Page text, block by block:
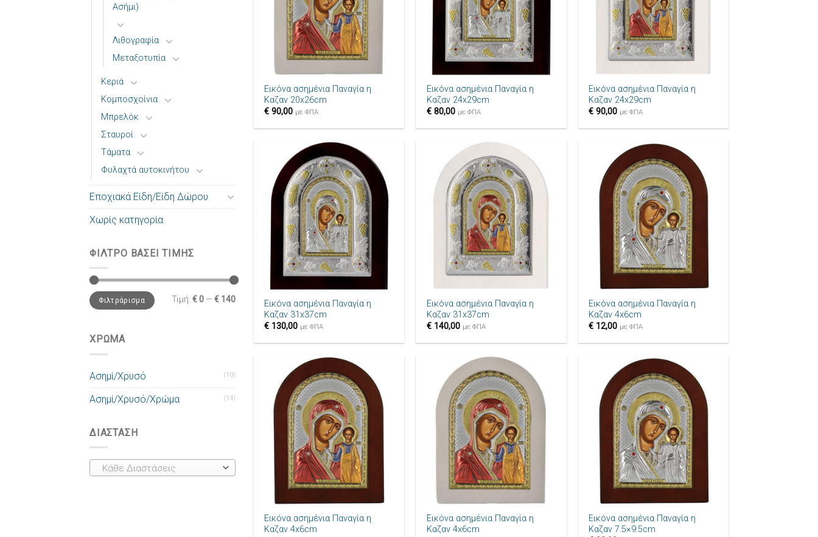
Ασήμι)
Λιθογραφία
Μεταξοτυπία
Κεριά
Κομποσχοίνια
Μπρελόκ
Σταυροί
Τάματα
Φυλαχτά αυτοκινήτου
Εποχιακά Είδη/Είδη Δώρου
Χωρίς κατηγορία
ΦΙΛΤΡΟ ΒΑΣΕΙ ΤΙΜΗΣ
Φιλτράρισμα Τιμή: € 0 — € 140
ΧΡΩΜΑ
Ασημί/Χρυσό (10)
Ασημί/Χρυσό/Χρώμα (14)
ΔΙΑΣΤΑΣΗ
Κάθε Διαστάσεις
Εικόνα ασημένια Παναγία η
Καζαν 20x26cm
€ 90,00 με ΦΠΑ
Εικόνα ασημένια Παναγία η
Καζαν 24x29cm
€80,00 με ΦΠΑ
Εικόνα ασημένια Παναγία η
Καζαν 24x29cm
€ 90,00 με ΦΠΑ
Πρόσθήκη
στην λίστα
επιθυμιών
Εικόνα ασημένια Παναγία η
Καζαν 31x37cm
€ 130,00 με ΦΠΑ
Πρόσθήκη
στην λίστα
επιθυμιών
Εικόνα ασημένια Παναγία η
Καζαν 31x37cm
€140,00 με ΦΠΑ
Πρόσθήκη
στην λίστα
επιθυμιών
Εικόνα ασημένια Παναγία η
Καζαν 4x6cm
€ 12,00 με ΦΠΑ
Πρόσθήκη
στην λίστα
επιθυμιών
Εικόνα ασημένια Παναγία η
Καζαν 4x6cm
Πρόσθήκη
στην λίστα
επιθυμιών
Εικόνα ασημένια Παναγία η
Καζαν 4x6cm
Πρόσθήκη
στην λίστα
επιθυμιών
Εικόνα ασημένια Παναγία η
Καζαν 7.5×9.5cm